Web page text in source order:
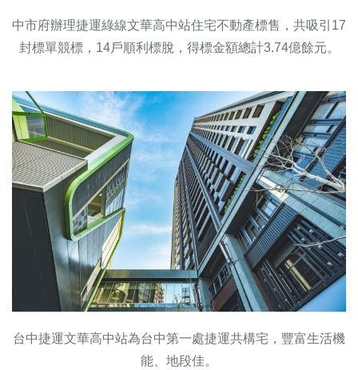
中市府辦理捷運綠線文華高中站住宅不動產標售，共吸引17
封標單競標，14戶順利標脫，得標金額總計3.74億餘元。
台中捷運文華高中站為台中第一處捷運共構宅，豐富生活機
能、地段佳。